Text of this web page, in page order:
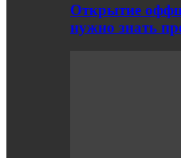
Открытие
нужно знать